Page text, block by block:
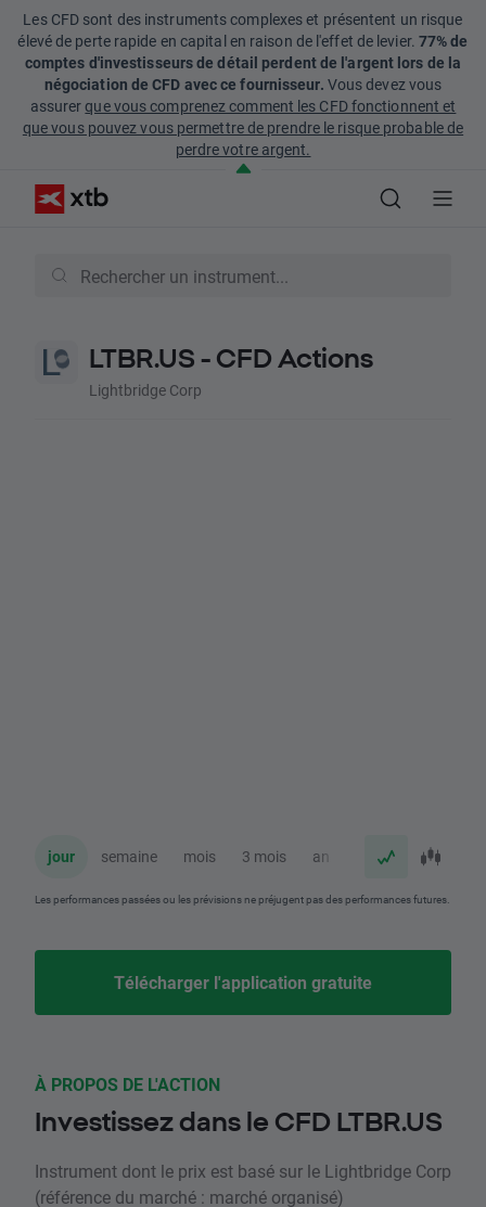
Les CFD sont des instruments complexes et présentent un risque
élevé de perte rapide en capital en raison de l'effet de levier. 77% de
comptes d'investisseurs de détail perdent de l'argent lors de la
négociation de CFD avec ce fournisseur. Vous devez vous
assurerque vous comprenez comment les CFD fonctionnent et
que vous pouvez vous permettre de prendre le risque probable de
perdre votre argent.
LTBR.US - CFD Actions
Lightbridge Corp
jour semaine mois 3 mois an
Les performances passées ou les prévisions ne préjugent pas des performances futures.
Télécharger l'application gratuite
À PROPOS DE L'ACTION
Investissez dans le CFD LTBR.US
Instrument dont le prix est basé sur le Lightbridge Corp
(référence du marché : marché organisé)